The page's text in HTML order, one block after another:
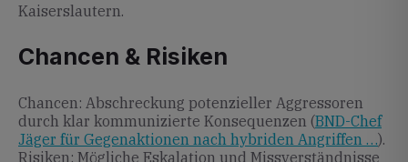
Kaiserslautern.
Chancen & Risiken
Chancen: Abschreckung potenzieller Aggressoren
durch klar kommunizierte Konsequenzen (BND-Chef
Jäger für Gegenaktionen nach hybriden Angriffen …).
Risiken: Mögliche Eskalation und Missverständnisse